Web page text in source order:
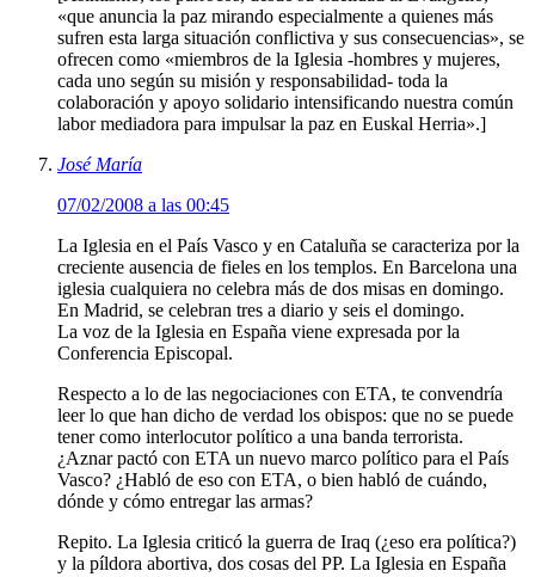
«que anuncia la paz mirando especialmente a quienes más
sufren esta larga situación conflictiva y sus consecuencias», se
ofrecen como «miembros de la Iglesia -hombres y mujeres,
cada uno según su misión y responsabilidad- toda la
colaboración y apoyo solidario intensificando nuestra común
labor mediadora para impulsar la paz en Euskal Herria».]
José María
07/02/2008 a las 00:45
La Iglesia en el País Vasco y en Cataluña se caracteriza por la
creciente ausencia de fieles en los templos. En Barcelona una
iglesia cualquiera no celebra más de dos misas en domingo.
En Madrid, se celebran tres a diario y seis el domingo.
La voz de la Iglesia en España viene expresada por la
Conferencia Episcopal.
Respecto a lo de las negociaciones con ETA, te convendría
leer lo que han dicho de verdad los obispos: que no se puede
tener como interlocutor político a una banda terrorista.
¿Aznar pactó con ETA un nuevo marco político para el País
Vasco? ¿Habló de eso con ETA, o bien habló de cuándo,
dónde y cómo entregar las armas?
Repito. La Iglesia criticó la guerra de Iraq (¿eso era política?)
y la píldora abortiva, dos cosas del PP. La Iglesia en España